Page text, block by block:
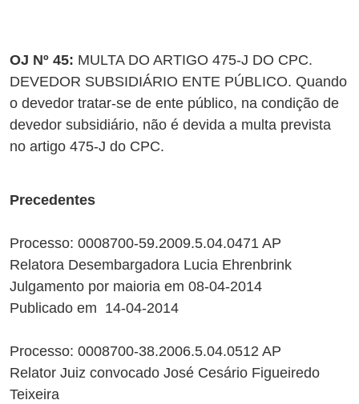
OJ Nº 45: MULTA DO ARTIGO 475-J DO CPC.
DEVEDOR SUBSIDIÁRIO ENTE PÚBLICO. Quando
o devedor tratar-se de ente público, na condição de
devedor subsidiário, não é devida a multa prevista
no artigo 475-J do CPC.
Precedentes
Processo: 0008700-59.2009.5.04.0471 AP
Relatora Desembargadora Lucia Ehrenbrink
Julgamento por maioria em 08-04-2014
Publicado em 14-04-2014
Processo: 0008700-38.2006.5.04.0512 AP
Relator Juiz convocado José Cesário Figueiredo
Teixeira